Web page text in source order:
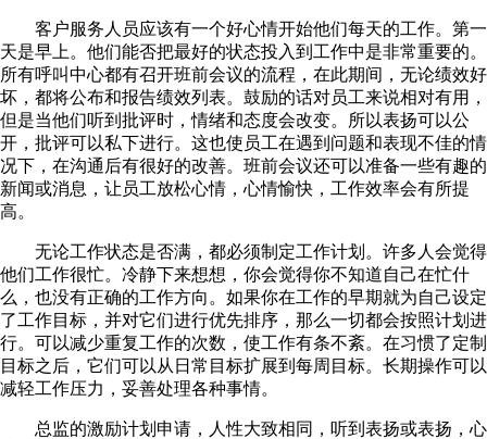
客户服务人员应该有一个好心情开始他们每天的工作。第一
天是早上。他们能否把最好的状态投入到工作中是非常重要的。
所有呼叫中心都有召开班前会议的流程，在此期间，无论绩效好
坏，都将公布和报告绩效列表。鼓励的话对员工来说相对有用，
但是当他们听到批评时，情绪和态度会改变。所以表扬可以公
开，批评可以私下进行。这也使员工在遇到问题和表现不佳的情
况下，在沟通后有很好的改善。班前会议还可以准备一些有趣的
新闻或消息，让员工放松心情，心情愉快，工作效率会有所提
高。
无论工作状态是否满，都必须制定工作计划。许多人会觉得
他们工作很忙。冷静下来想想，你会觉得你不知道自己在忙什
么，也没有正确的工作方向。如果你在工作的早期就为自己设定
了工作目标，并对它们进行优先排序，那么一切都会按照计划进
行。可以减少重复工作的次数，使工作有条不紊。在习惯了定制
目标之后，它们可以从日常目标扩展到每周目标。长期操作可以
减轻工作压力，妥善处理各种事情。
总监的激励计划申请，人性大致相同，听到表扬或表扬，心